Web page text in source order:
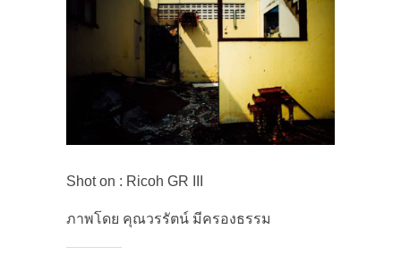
Shot on : Ricoh GR III
ภาพโดย คุณวรรัตน์ มีครองธรรม